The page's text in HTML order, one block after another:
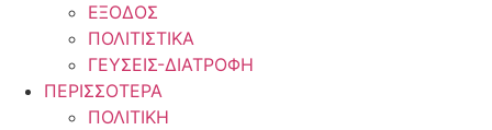
ΕΞΟΔΟΣ
ΠΟΛΙΤΙΣΤΙΚΑ
ΓΕΥΣΕΙΣ-ΔΙΑΤΡΟΦΗ
ΠΕΡΙΣΣΟΤΕΡΑ
ΠΟΛΙΤΙΚΗ